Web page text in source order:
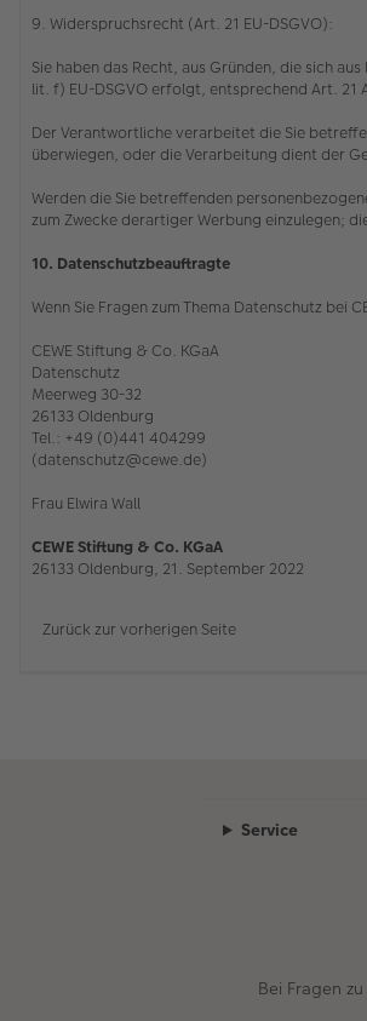
9. Widerspruchsrecht (Art. 21 EU-DSGVO):
Sie haben das Recht, aus Gründen, die sich
lit. f) EU-DSGVO erfolgt, entsprechend Art. 21
Der Verantwortliche verarbeitet die Sie
überwiegen, oder die Verarbeitung dient der
Werden die Sie betreffenden
zum Zwecke derartiger Werbung einzulegen;
10. Datenschutzbeauftragte
Wenn Sie Fragen zum Thema Datenschutz bei
CEWE Stiftung & Co. KGaA
Datenschutz
Meerweg 30-32
26133 Oldenburg
Tel.: +49 (0)441 404299
(datenschutz@cewe.de)
Frau Elwira Wall
CEWE Stiftung & Co. KGaA
26133 Oldenburg, 21. September 2022
Zurück zur vorherigen Seite
Service
Bei Fragen